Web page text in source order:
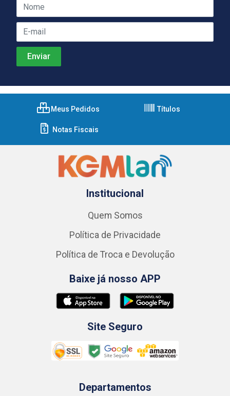
Meus Pedidos Títulos
Notas Fiscais
Institucional
Quem Somos
Política de Privacidade
Política de Troca e Devolução
Baixe já nosso APP
Site Seguro
Departamentos